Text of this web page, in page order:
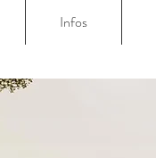
Infos